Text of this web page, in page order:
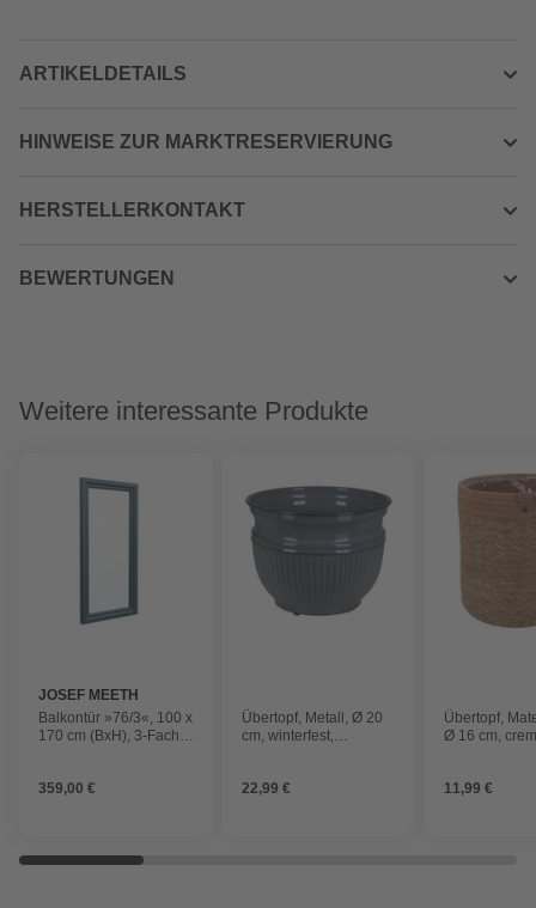
ARTIKELDETAILS
HINWEISE ZUR MARKTRESERVIERUNG
HERSTELLERKONTAKT
BEWERTUNGEN
Weitere interessante Produkte
JOSEF MEETH
FENSTER UND
TÜREN
Balkontür »76/3«, 100 x
170 cm (BxH), 3-Fach
359,00 €
Übertopf, Metall, Ø 20
cm, winterfest,
22,99 €
Übertopf,
Ø 16 cm,
11,99 €